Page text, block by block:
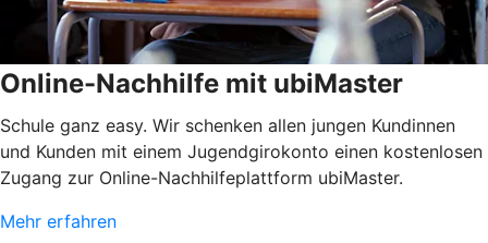
Online-Nachhilfe mit ubiMaster
Schule ganz easy. Wir schenken allen jungen Kundinnen
und Kunden mit einem Jugendgirokonto einen kostenlosen
Zugang zur Online-Nachhilfeplattform ubiMaster.
Mehr erfahren